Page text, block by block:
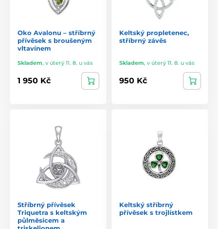
Oko Avalonu – stříbrný
přívěsek s broušeným
vltavínem
Skladem, v úterý 11. 8. u vás
1 950 Kč
Keltský propletenec,
stříbrný závěs
Skladem, v úterý 11. 8. u vás
950 Kč
Stříbrný přívěsek
Triquetra s keltským
půlměsícem a
Keltský stříbrný
přívěsek s trojlístkem